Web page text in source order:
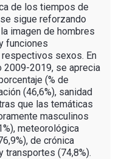
de los tiempos de
sigue reforzando
imagen de hombres
funciones
sexos. En
2019, se aprecia
(% de
(46,6%), sanidad
que las temáticas
masculinos
meteorológica
de crónica
transportes (74,8%).